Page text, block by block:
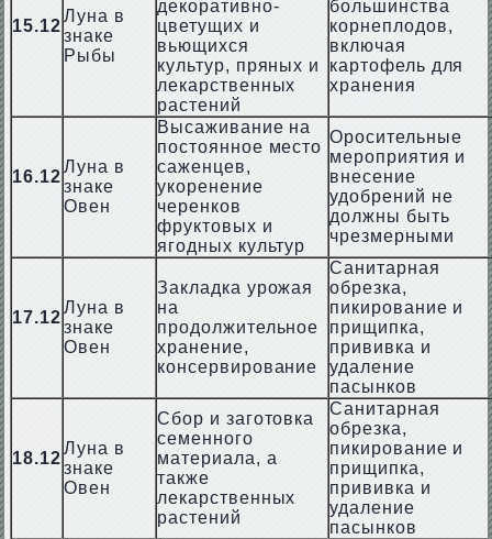
15.12
Луна в
знаке
Рыбы
декоративно-
цветущих и
вьющихся
культур, пряных и
лекарственных
растений
большинства
корнеплодов,
включая
картофель для
хранения
16.12
Луна в
знаке
Овен
Высаживание на
постоянное место
саженцев,
укоренение
черенков
фруктовых и
ягодных культур
Оросительные
мероприятия и
внесение
удобрений не
должны быть
чрезмерными
17.12
Луна в
знаке
Овен
Закладка урожая
на
продолжительное
хранение,
консервирование
Санитарная
обрезка,
пикирование и
прищипка,
прививка и
удаление
пасынков
18.12
Луна в
знаке
Овен
Сбор и заготовка
семенного
материала, а
также
лекарственных
растений
Санитарная
обрезка,
пикирование и
прищипка,
прививка и
удаление
пасынков